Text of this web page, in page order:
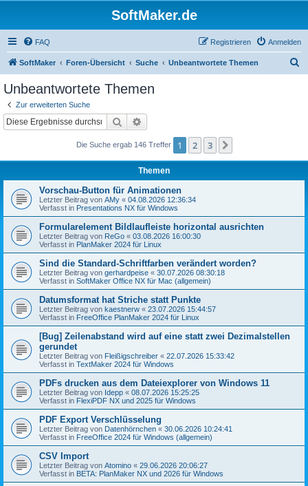
SoftMaker.de
FAQ Anmelden
Registrieren
SoftMaker Foren-Übersicht Suche Unbeantwortete Themen
Unbeantwortete Themen
Zur erweiterten Suche
Suche
Die Suche ergab 146 Treffer 1 2 3
Themen
Vorschau-Button für Animationen
Letzter Beitrag von AMy « 04.08.2026 12:36:34
Verfasst in Presentations NX für Windows
Formularelement Bildlaufleiste horizontal ausrichten
Letzter Beitrag von ReGo « 03.08.2026 16:00:30
Verfasst in PlanMaker 2024 für Linux
Sind die Standard-Schriftfarben verändert worden?
Letzter Beitrag von gerhardpeise « 30.07.2026 08:30:18
Verfasst in SoftMaker Office NX für Mac (allgemein)
Datumsformat hat Striche statt Punkte
Letzter Beitrag von kaestnerw « 23.07.2026 15:44:57
Verfasst in FreeOffice PlanMaker 2024 für Linux
[Bug] Zeilenabstand wird auf eine statt zwei Dezimalstellen
gerundet
Letzter Beitrag von Fleißigschreiber « 22.07.2026 15:33:42
Verfasst in TextMaker 2024 für Windows
PDFs drucken aus dem Dateiexplorer von Windows 11
Letzter Beitrag von Idepp « 08.07.2026 15:25:25
Verfasst in FlexiPDF NX und 2025 für Windows
PDF Export Verschlüsselung
Letzter Beitrag von Datenhörnchen « 30.06.2026 10:24:41
Verfasst in FreeOffice 2024 für Windows (allgemein)
CSV Import
Letzter Beitrag von Atomino « 29.06.2026 20:06:27
Verfasst in BETA: PlanMaker NX und 2026 für Windows